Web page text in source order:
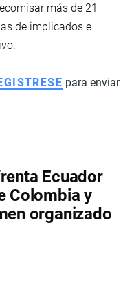
más de 21
de implicados e
para enviar
Ecuador
Colombia y
organizado